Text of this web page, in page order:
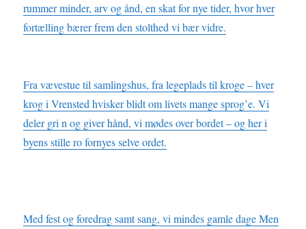
rummer minder, arv og ånd, en skat for nye tider, hvor hver
fortælling bærer frem den stolthed vi bær vidre.
Fra vævestue til samlingshus, fra legeplads til kroge – hver
krog i Vrensted hvisker blidt om livets mange sprog’e. Vi
deler gri n og giver hånd, vi mødes over bordet – og her i
byens stille ro fornyes selve ordet.
Med fest og foredrag samt sang, vi mindes gamle dage Men